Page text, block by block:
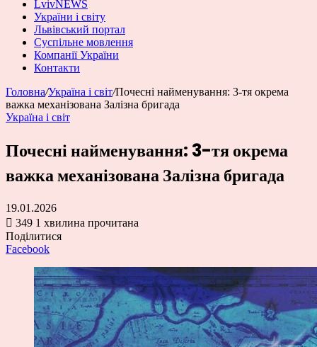
LvivNEWS
України і світу
Львівський портал
Суспільне мовлення
Компанії України
Контакти
Головна/Україна і світ/Почесні найменування: 3-тя окрема
важка механізована Залізна бригада
Україна і світ
Почесні найменування: 3-тя окрема
важка механізована Залізна бригада
19.01.2026
349 1 хвилина прочитана
Поділитися
Facebook